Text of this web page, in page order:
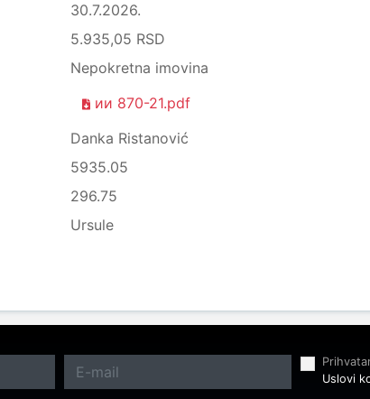
30.7.2026.
5.935,05 RSD
Nepokretna imovina
ии 870-21.pdf
Danka Ristanović
5935.05
296.75
Ursule
Uslovi